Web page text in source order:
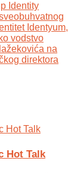
Identity
Identyum,
vodstvo
na
direktora
Hot Talk